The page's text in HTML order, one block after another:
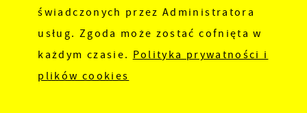
świadczonych przez Administratora
usług. Zgoda może zostać cofnięta w
każdym czasie. Polityka prywatności i
plików cookies